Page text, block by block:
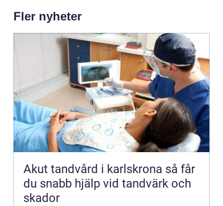
Fler nyheter
Akut tandvård i karlskrona så får
du snabb hjälp vid tandvärk och
skador